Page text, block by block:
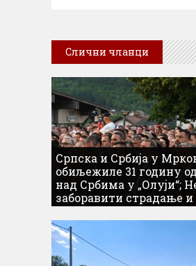
Слични чланци
Српска и Србија у
обиљежиле 31 годину
над Србима у „Олуји“;
заборавити страдање и